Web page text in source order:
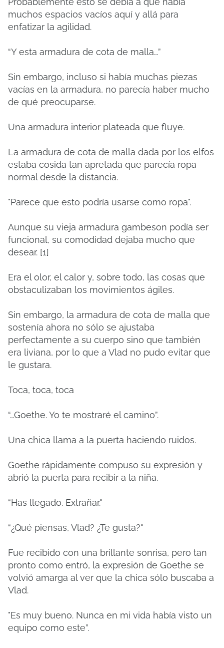
muchos espacios vacíos aquí y allá para
enfatizar la agilidad.
“Y esta armadura de cota de malla…”
Sin embargo, incluso si había muchas piezas
vacías en la armadura, no parecía haber mucho
de qué preocuparse.
Una armadura interior plateada que fluye.
La armadura de cota de malla dada por los elfos
estaba cosida tan apretada que parecía ropa
normal desde la distancia.
"Parece que esto podría usarse como ropa".
Aunque su vieja armadura gambeson podía ser
funcional, su comodidad dejaba mucho que
desear. [1]
Era el olor, el calor y, sobre todo, las cosas que
obstaculizaban los movimientos ágiles.
Sin embargo, la armadura de cota de malla que
sostenía ahora no sólo se ajustaba
perfectamente a su cuerpo sino que también
era liviana, por lo que a Vlad no pudo evitar que
le gustara.
Toca, toca, toca
“…Goethe. Yo te mostraré el camino”.
Una chica llama a la puerta haciendo ruidos.
Goethe rápidamente compuso su expresión y
abrió la puerta para recibir a la niña.
“Has llegado. Extrañar."
“¿Qué piensas, Vlad? ¿Te gusta?"
Fue recibido con una brillante sonrisa, pero tan
pronto como entró, la expresión de Goethe se
volvió amarga al ver que la chica sólo buscaba a
Vlad.
"Es muy bueno. Nunca en mi vida había visto un
equipo como este”.